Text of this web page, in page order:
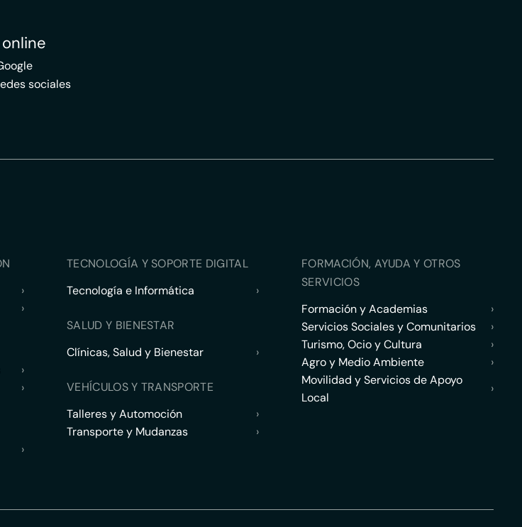
sociales
›
›
›
›
›
TECNOLOGÍA Y SOPORTE DIGITAL
Tecnología e Informática
›
SALUD Y BIENESTAR
Clínicas, Salud y Bienestar
›
VEHÍCULOS Y TRANSPORTE
Talleres y Automoción
›
Transporte y Mudanzas
›
FORMACIÓN, AYUDA Y OTROS
SERVICIOS
Formación y Academias
›
Servicios Sociales y Comunitarios
›
Turismo, Ocio y Cultura
›
Agro y Medio Ambiente
›
Movilidad y Servicios de Apoyo
Local
›